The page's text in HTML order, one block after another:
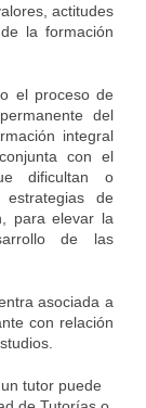
actitudes
la formación
el proceso de
del
integral
con el
dificultan o
estrategias de
para elevar la
de las
asociada a
con relación
tutor puede